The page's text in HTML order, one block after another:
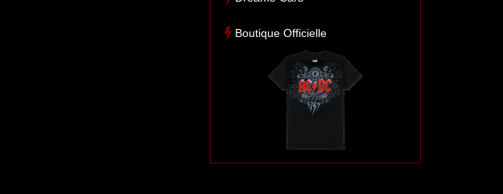
Boutique Officielle